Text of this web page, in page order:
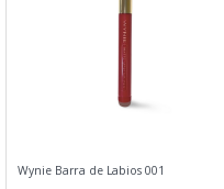
Wynie Barra de Labios 001